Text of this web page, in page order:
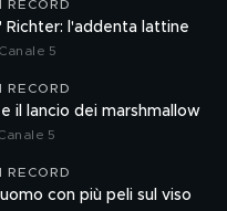
Richter: l'addenta lattine
5
il lancio dei marshmallow
5
con più peli sul viso